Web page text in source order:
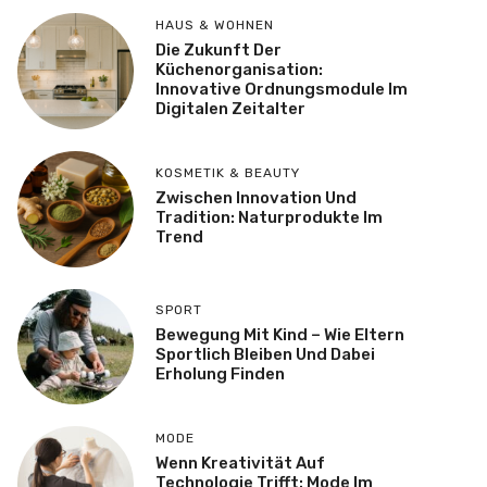
HAUS & WOHNEN
Die Zukunft Der
Küchenorganisation:
Innovative Ordnungsmodule Im
Digitalen Zeitalter
KOSMETIK & BEAUTY
Zwischen Innovation Und
Tradition: Naturprodukte Im
Trend
SPORT
Bewegung Mit Kind – Wie Eltern
Sportlich Bleiben Und Dabei
Erholung Finden
MODE
Wenn Kreativität Auf
Technologie Trifft: Mode Im